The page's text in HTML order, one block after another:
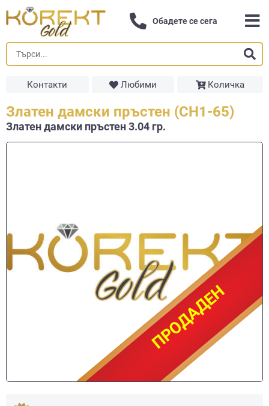
Обадете се сега
Контакти Любими Количка
Златен дамски пръстен (СН1-65)
Златен дамски пръстен 3.04 гр.
ПРОДАДЕН
ПРОДАДЕН